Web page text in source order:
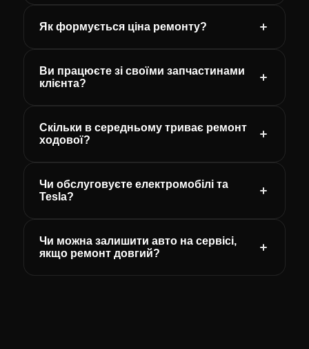
Як формується ціна ремонту?
Ви працюєте зі своїми запчастинами
клієнта?
Скільки в середньому триває ремонт
ходової?
Чи обслуговуєте електромобілі та
Tesla?
Чи можна залишити авто на сервісі,
якщо ремонт довгий?